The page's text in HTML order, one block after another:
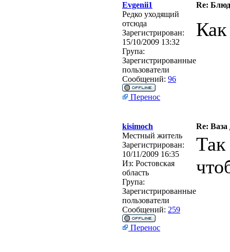
Evgenii1
Re:
Редко уходящий
отсюда
Зарегистрирован:
15/10/2009 13:32
Група:
Зарегистрированные
пользователи
Сообщений: 96
Как
Перенос
kisimoch
Re:
Местный житель
Зарегистрирован:
10/11/2009 16:35
Из: Ростовская
область
Група:
Зарегистрированные
пользователи
Сообщений: 259
Перенос